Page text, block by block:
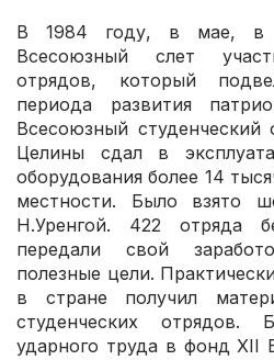
В 1984 году, в мае, в
Всесоюзный слет
отрядов, который
периода развития
Всесоюзный студенческий
Целины сдал в
оборудования более 14
местности. Было взято
Н.Уренгой. 422 отряда
передали свой
полезные цели.
в стране получил
студенческих
ударного труда в фонд XII